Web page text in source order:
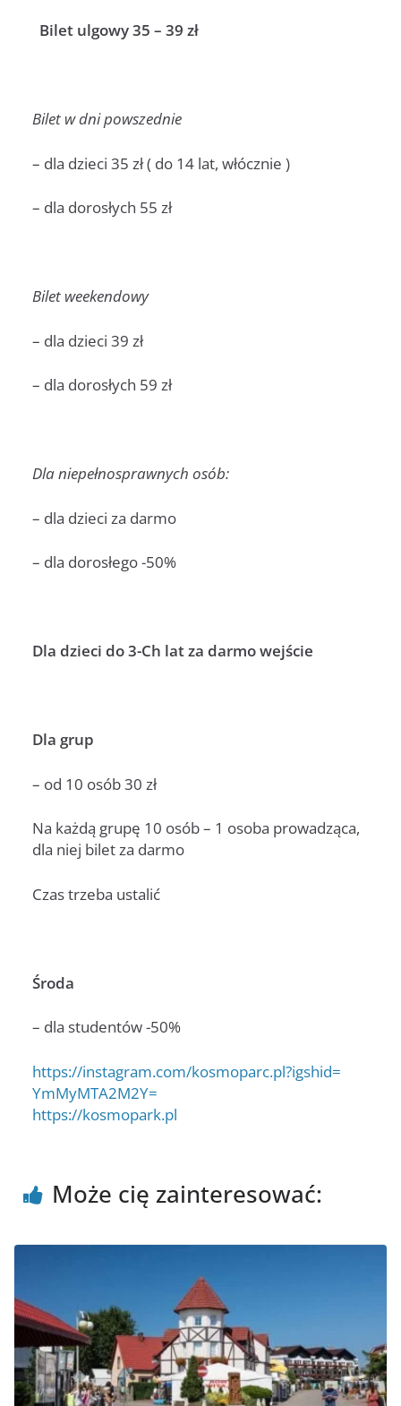
Bilet ulgowy 35 – 39 zł
Bilet w dni powszednie
– dla dzieci 35 zł ( do 14 lat, włócznie )
– dla dorosłych 55 zł
Bilet weekendowy
– dla dzieci 39 zł
– dla dorosłych 59 zł
Dla niepełnosprawnych osób:
– dla dzieci za darmo
– dla dorosłego -50%
Dla dzieci do 3-Ch lat za darmo wejście
Dla grup
– od 10 osób 30 zł
Na każdą grupę 10 osób – 1 osoba prowadząca,
dla niej bilet za darmo
Czas trzeba ustalić
Środa
– dla studentów -50%
https://instagram.com/kosmoparc.pl?igshid=
YmMyMTA2M2Y=
https://kosmopark.pl
Może cię zainteresować: